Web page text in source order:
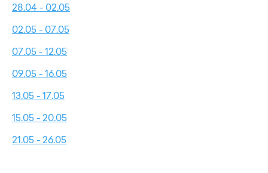
28.04 - 02.05
02.05 - 07.05
07.05 - 12.05
09.05 - 16.05
13.05 - 17.05
15.05 - 20.05
21.05 - 26.05